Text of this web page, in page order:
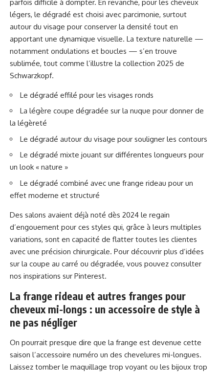
parfois difficile à dompter. En revanche, pour les cheveux
légers, le dégradé est choisi avec parcimonie, surtout
autour du visage pour conserver la densité tout en
apportant une dynamique visuelle. La texture naturelle —
notamment ondulations et boucles — s’en trouve
sublimée, tout comme l’illustre la collection 2025 de
Schwarzkopf.
Le dégradé effilé pour les visages ronds
La légère coupe dégradée sur la nuque pour donner de
la légèreté
Le dégradé autour du visage pour souligner les contours
Le dégradé mixte jouant sur différentes longueurs pour
un look « nature »
Le dégradé combiné avec une frange rideau pour un
effet moderne et structuré
Des salons avaient déjà noté dès 2024 le regain
d’engouement pour ces styles qui, grâce à leurs multiples
variations, sont en capacité de flatter toutes les clientes
avec une précision chirurgicale. Pour découvrir plus d’idées
sur la coupe au carré ou dégradée, vous pouvez consulter
nos inspirations sur Pinterest.
La frange rideau et autres franges pour
cheveux mi-longs : un accessoire de style à
ne pas négliger
On pourrait presque dire que la frange est devenue cette
saison l’accessoire numéro un des chevelures mi-longues.
Laissez tomber le maquillage trop voyant ou les bijoux trop